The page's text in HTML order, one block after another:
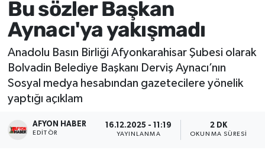
Bu sözler Başkan
Aynacı'ya yakışmadı
Anadolu Basın Birliği Afyonkarahisar Şubesi olarak
Bolvadin Belediye Başkanı Derviş Aynacı’nın
Sosyal medya hesabından gazetecilere yönelik
yaptığı açıklam
AFYON HABER
EDITÖR
16.12.2025 - 11:19
YAYINLANMA
2 DK
OKUNMA SÜRESI
Sağlık
Eğitim
Sivil Toplum
Ekonomi
Magazin